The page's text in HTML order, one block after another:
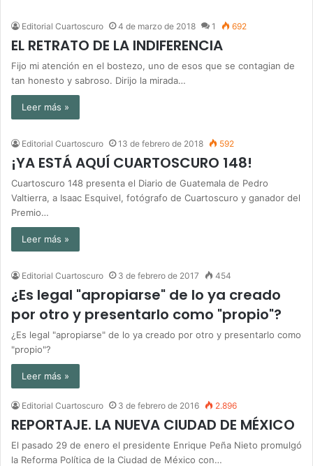
Editorial Cuartoscuro 4 de marzo de 2018 1 692
EL RETRATO DE LA INDIFERENCIA
Fijo mi atención en el bostezo, uno de esos que se contagian de
tan honesto y sabroso. Dirijo la mirada…
Leer más »
Editorial Cuartoscuro 13 de febrero de 2018 592
¡YA ESTÁ AQUÍ CUARTOSCURO 148!
Cuartoscuro 148 presenta el Diario de Guatemala de Pedro
Valtierra, a Isaac Esquivel, fotógrafo de Cuartoscuro y ganador del
Premio…
Leer más »
Editorial Cuartoscuro 3 de febrero de 2017 454
¿Es legal "apropiarse" de lo ya creado
por otro y presentarlo como "propio"?
¿Es legal "apropiarse" de lo ya creado por otro y presentarlo como
"propio"?
Leer más »
Editorial Cuartoscuro 3 de febrero de 2016 2.896
REPORTAJE. LA NUEVA CIUDAD DE MÉXICO
El pasado 29 de enero el presidente Enrique Peña Nieto promulgó
la Reforma Política de la Ciudad de México con…